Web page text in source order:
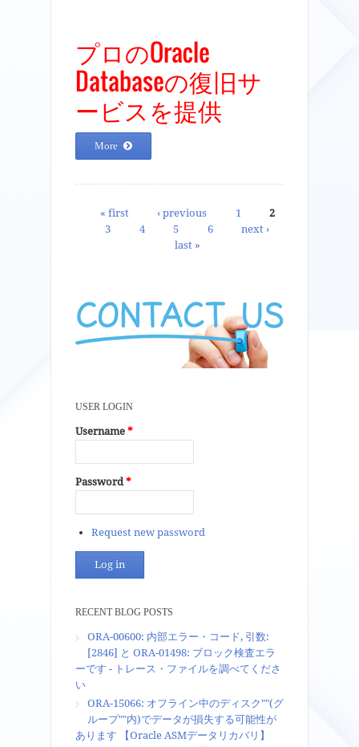
プロのOracle
Databaseの復旧サ
ービスを提供
More
Pages
« first ‹ previous 1
2
3
4 5 6
next ›
last »
USER LOGIN
Username *
Password *
Request new password
RECENT BLOG POSTS
ORA-00600: 内部エラー・コード, 引数:
[2846] と ORA-01498: ブロック検査エラ
ーです - トレース・ファイルを調べてくださ
い
ORA-15066: オフライン中のディスク""(グ
ループ""内)でデータが損失する可能性が
あります 【Oracle ASMデータリカバリ】